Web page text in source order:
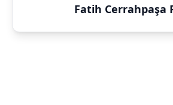
Fatih Cerrahpaşa